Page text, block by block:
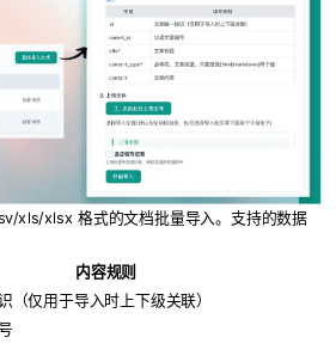
xls/xlsx 格式的文档批量导入。支持的数据
内容规则
（仅用于导入时上下级关联）